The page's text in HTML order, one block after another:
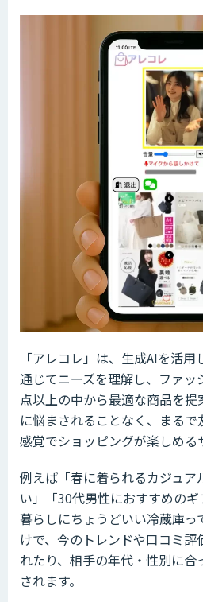
「アレコレ」は、生成AIを活
通じてニーズを理解し、ファッ
点以上の中から最適な商品を
に悩まされることなく、まる
感覚でショッピングが楽しめる
例えば「春に着られるカジュア
い」「30代男性におすすめの
暮らしにちょうどいい冷蔵庫っ
けで、今のトレンドや口コミ評
れたり、相手の年代・性別に
されます。